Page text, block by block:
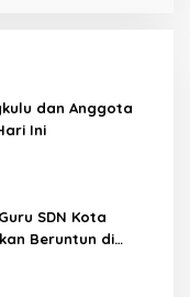
dan Anggota
Ini
SDN Kota
Beruntun di